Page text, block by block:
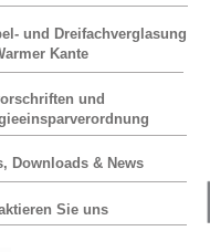
und Dreifachverglasung
Kante
und
Downloads & News
Sie uns